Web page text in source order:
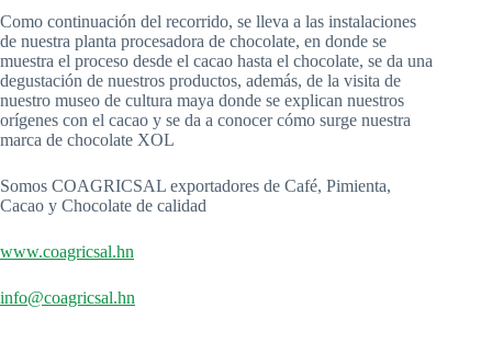
Como continuación del recorrido, se lleva a las instalaciones
de nuestra planta procesadora de chocolate, en donde se
muestra el proceso desde el cacao hasta el chocolate, se da una
degustación de nuestros productos, además, de la visita de
nuestro museo de cultura maya donde se explican nuestros
orígenes con el cacao y se da a conocer cómo surge nuestra
marca de chocolate XOL
Somos COAGRICSAL exportadores de Café, Pimienta,
Cacao y Chocolate de calidad
www.coagricsal.hn
info@coagricsal.hn